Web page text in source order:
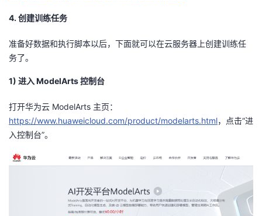
4. 创建训练任务
准备好数据和执行脚本以后，下面就可以在云服务器上创建训练任
务了。
1) 进入 ModelArts 控制台
打开华为云 ModelArts 主页：
https://www.huaweicloud.com/product/modelarts.html，点击“进
入控制台”。